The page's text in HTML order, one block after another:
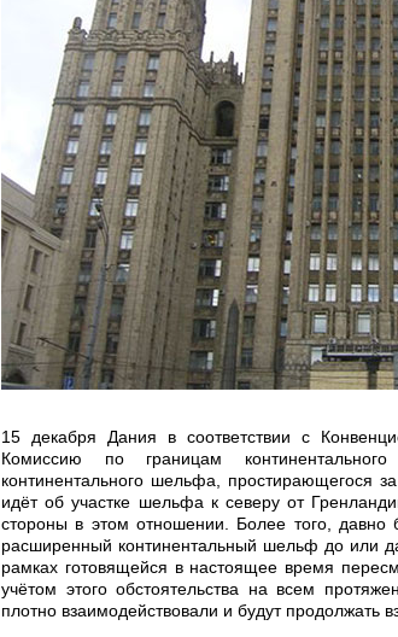
15 декабря Дания в соответствии с
Комиссию по границам
континентального шельфа, простирающегося
идёт об участке шельфа к северу от
стороны в этом отношении. Более того, давно
расширенный континентальный шельф до или
рамках готовящейся в настоящее время
учётом этого обстоятельства на всем
плотно взаимодействовали и будут продолжать